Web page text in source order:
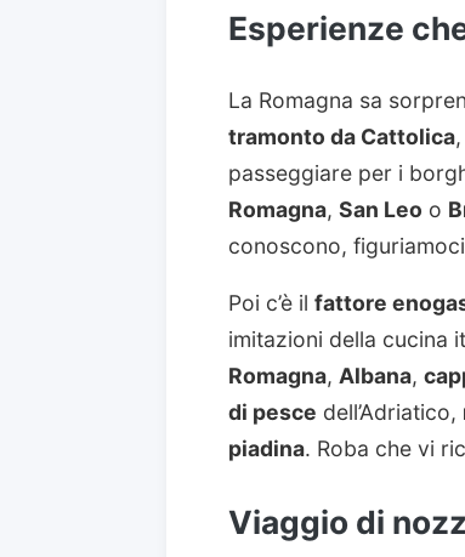
Esperienze
La Romagna sa
tramonto da Cattolica,
passeggiare per i
Romagna, San Leo o
conoscono,
Poi c’è il fattore
imitazioni della cucina
Romagna, Albana,
di pesce dell’Adriatico,
piadina. Roba che vi
Viaggio di